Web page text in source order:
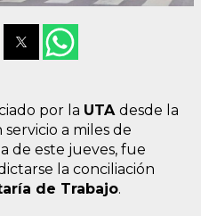
por la UTA desde la
a miles de
de este jueves, fue
la conciliación
de Trabajo.